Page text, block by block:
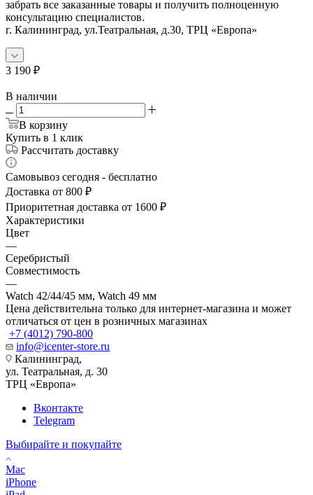
забрать все заказанные товары и получить полноценную
консультацию специалистов.
г. Калининград, ул.Театральная, д.30, ТРЦ «Европа»
3 190 ₽
В наличии
В корзину
Купить в 1 клик
Рассчитать доставку
Самовывоз сегодня - бесплатно
Доставка от 800 ₽
Приоритетная доставка от 1600 ₽
Характеристики
Цвет
—
Серебристый
Совместимость
—
Watch 42/44/45 мм, Watch 49 мм
Цена действительна только для интернет-магазина и может
отличаться от цен в розничных магазинах
+7 (4012) 790-800
info@icenter-store.ru
Калининград,
ул. Театральная, д. 30
ТРЦ «Европа»
Вконтакте
Telegram
Выбирайте и покупайте
Mac
iPhone